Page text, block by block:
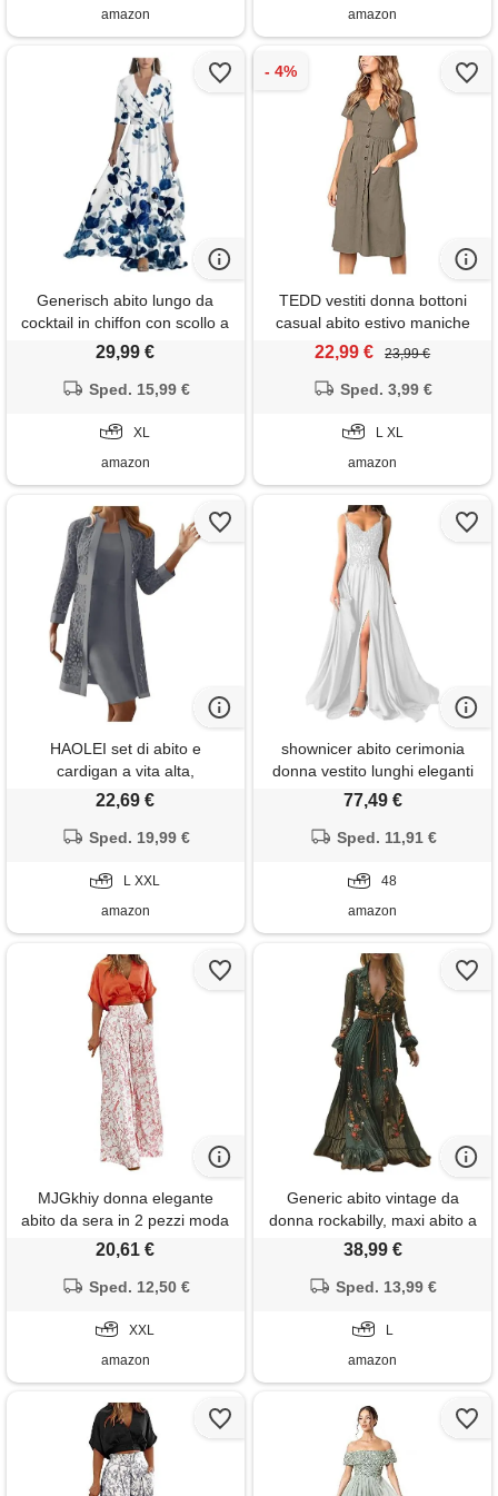
amazon amazon
Generisch abito lungo da
cocktail in chiffon con scollo a
v da donna, elegante motivo
casual, estivo, da sera, blu
29,99 €
Sped. 15,99 €
XL
amazon
TEDD vestiti donna bottoni
casual abito estivo maniche
corte scollo a v vestito vita
e taglie s-xl, xl
22,99 € 23,99 €
Sped. 3,99 €
L XL
amazon
HAOLEI set di abito e
cardigan a vita alta,
traspirante da donna vestito a
per banchetto e cerimonia,
estate, confortevole
22,69 €
Sped. 19,99 €
L XXL
amazon
shownicer abito cerimonia
donna vestito lunghi eleganti
matrimonio abito da sera in
in pizzo vestiti con spacco a
77,49 €
Sped. 11,91 €
48
amazon
MJGkhiy donna elegante
abito da sera in 2 pezzi moda
canotta & pantaloni cerimonia
gamba larga suit leggera
20,61 €
Sped. 12,50 €
XXL
amazon
Generic abito vintage da
donna rockabilly, maxi abito a
maniche lunghe, con scollo a
vita alta, leggero e arioso,
38,99 €
Sped. 13,99 €
L
amazon